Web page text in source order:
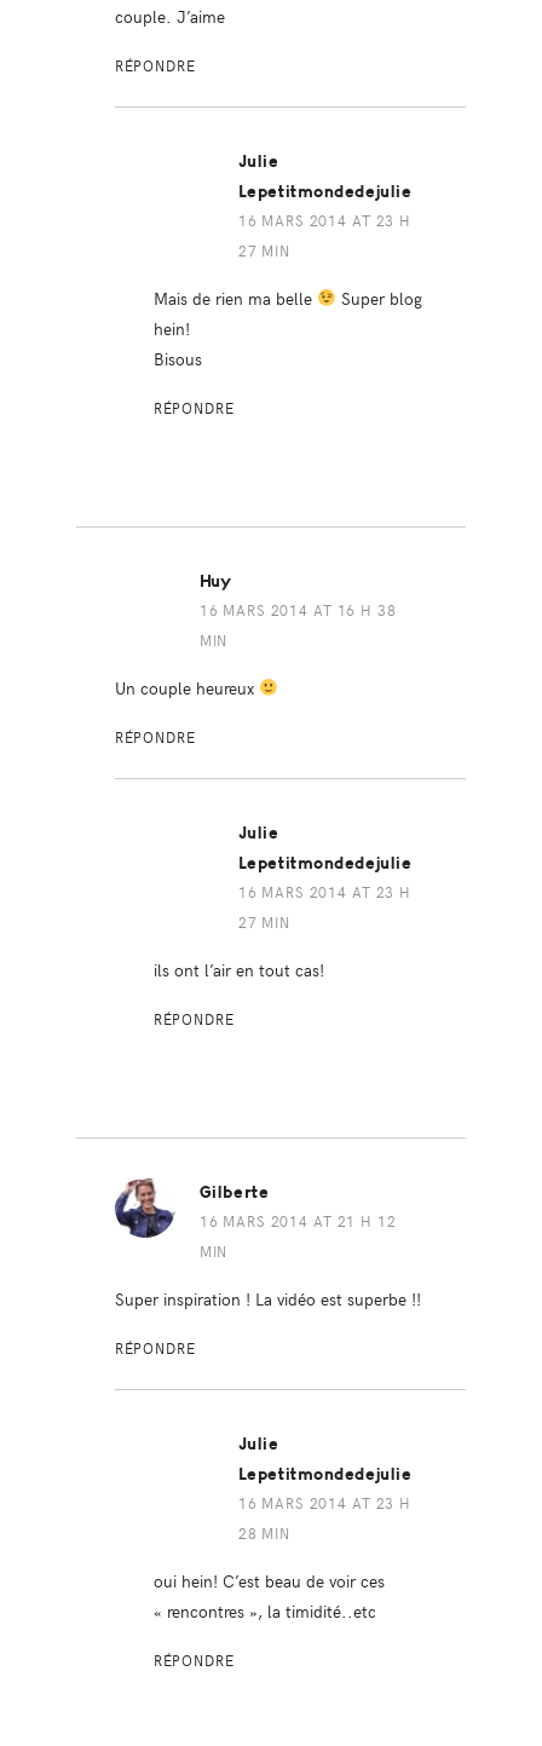
couple. J’aime
RÉPONDRE
Julie
Lepetitmondedejulie
16 MARS 2014 AT 23 H
27 MIN
Mais de rien ma belle
Super blog
hein!
Bisous
RÉPONDRE
Huy
16 MARS 2014 AT 16 H 38
MIN
Un couple heureux
RÉPONDRE
Julie
Lepetitmondedejulie
16 MARS 2014 AT 23 H
27 MIN
ils ont l’air en tout cas!
RÉPONDRE
Gilberte
16 MARS 2014 AT 21 H 12
MIN
Super inspiration ! La vidéo est superbe !!
RÉPONDRE
Julie
Lepetitmondedejulie
16 MARS 2014 AT 23 H
28 MIN
oui hein! C’est beau de voir ces
« rencontres », la timidité..etc
RÉPONDRE